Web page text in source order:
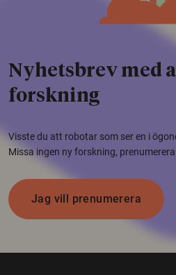
Nyhetsbrev med
forskning
Visste du att robotar som ser en i
Missa ingen ny forskning,
Jag vill prenumerera